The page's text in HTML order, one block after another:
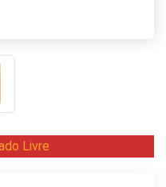
Livre